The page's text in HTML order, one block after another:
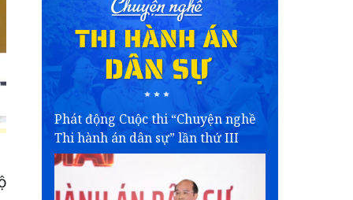
Phát động Cuộc thi “Chuyện nghề
Thi hành án dân sự” lần thứ III